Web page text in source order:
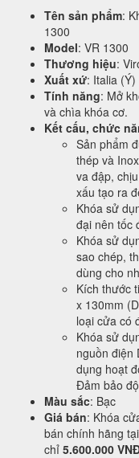
Tên sản phẩm:
1300
Model: VR 1300
Thương hiệu:
Xuất xứ: Italia (Ý)
Tính năng: Mở
và chìa khóa cơ.
Kết cấu, chức
Sản phẩm
thép và
va đập,
xấu tạo ra
Khóa sử
đại nên tốc
Khóa sử
sao chép,
dùng cho
Kích thước
x 130mm
loại cửa có
Khóa sử
nguồn điện
dụng hoạt
Đảm bảo
Màu sắc: Bạc
Giá bán: Khóa
bán chính hãng
chỉ 5.600.000